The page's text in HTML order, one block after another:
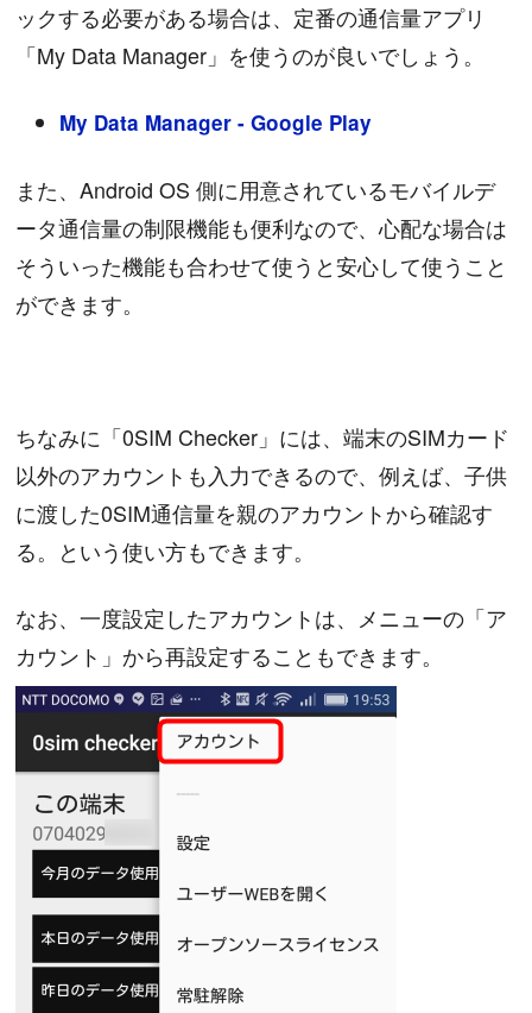
ックする必要がある場合は、定番の通信量アプリ
「My Data Manager」を使うのが良いでしょう。
My Data Manager - Google Play
また、Android OS 側に用意されているモバイルデ
ータ通信量の制限機能も便利なので、心配な場合は
そういった機能も合わせて使うと安心して使うこと
ができます。
ちなみに「0SIM Checker」には、端末のSIMカード
以外のアカウントも入力できるので、例えば、子供
に渡した0SIM通信量を親のアカウントから確認す
る。という使い方もできます。
なお、一度設定したアカウントは、メニューの「ア
カウント」から再設定することもできます。